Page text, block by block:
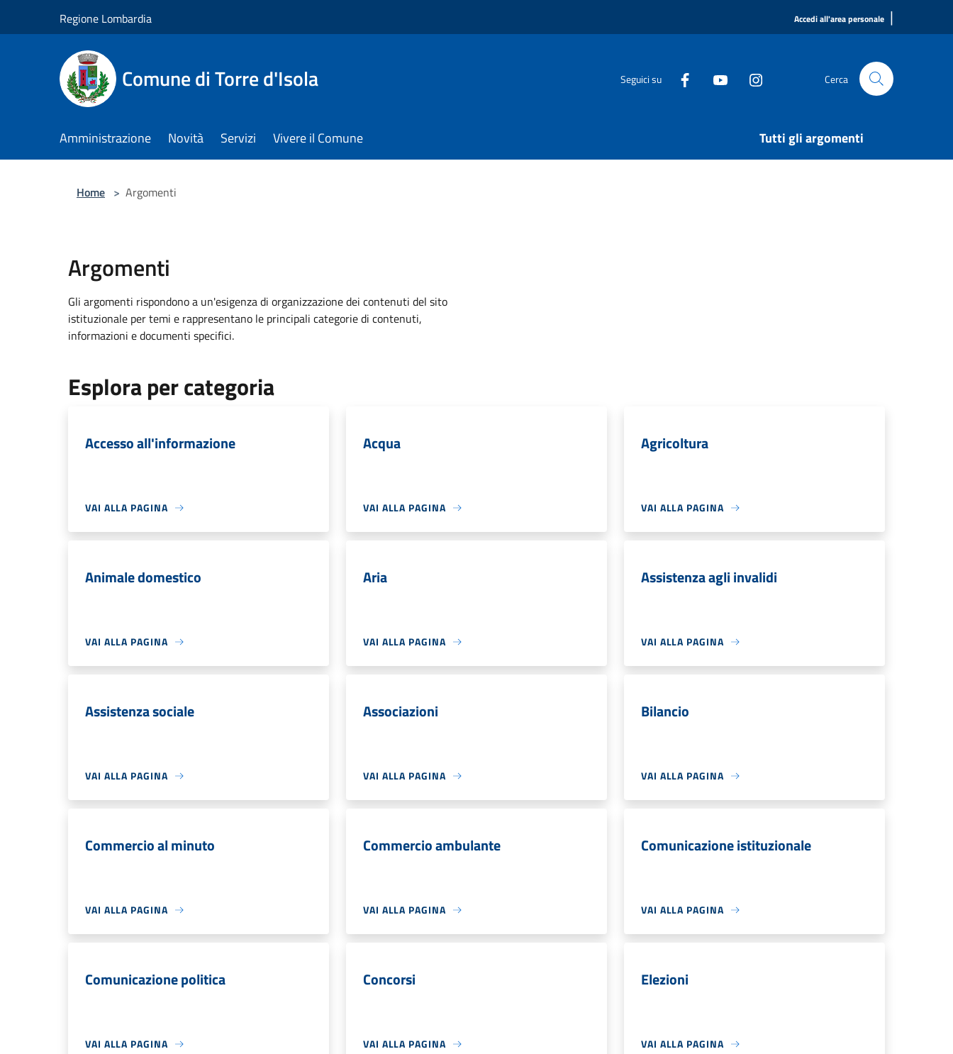
Regione Lombardia Accedi all'area personale |
Comune di Torre d'Isola Seguici su Cerca
Amministrazione Novità Servizi Vivere il Comune Tutti gli argomenti
Home > Argomenti
Argomenti
Gli argomenti rispondono a un'esigenza di organizzazione dei contenuti del sito
istituzionale per temi e rappresentano le principali categorie di contenuti,
informazioni e documenti specifici.
Esplora per categoria
Accesso all'informazione
VAI ALLA PAGINA
Acqua
VAI ALLA PAGINA
Agricoltura
VAI ALLA PAGINA
Animale domestico
VAI ALLA PAGINA
Aria
VAI ALLA PAGINA
Assistenza agli invalidi
VAI ALLA PAGINA
Assistenza sociale
VAI ALLA PAGINA
Associazioni
VAI ALLA PAGINA
Bilancio
VAI ALLA PAGINA
Commercio al minuto
VAI ALLA PAGINA
Commercio ambulante
VAI ALLA PAGINA
Comunicazione istituzionale
VAI ALLA PAGINA
Comunicazione politica
VAI ALLA PAGINA
Concorsi
VAI ALLA PAGINA
Elezioni
VAI ALLA PAGINA